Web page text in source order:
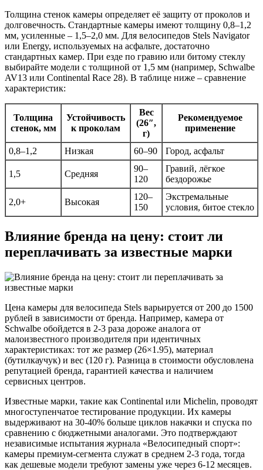
Толщина стенок камеры определяет её защиту от проколов и
долговечность. Стандартные камеры имеют толщину 0,8–1,2
мм, усиленные – 1,5–2,0 мм. Для велосипедов Stels Navigator
или Energy, используемых на асфальте, достаточно
стандартных камер. При езде по гравию или битому стеклу
выбирайте модели с толщиной от 1,5 мм (например, Schwalbe
AV13 или Continental Race 28). В таблице ниже – сравнение
характеристик:
Толщина
стенок, мм
Устойчивость
к проколам
Вес
(26″,
г)
Рекомендуемое
применение
0,8–1,2 Низкая 60–90 Город, асфальт
1,5 Средняя
90–
120
Гравий, лёгкое
бездорожье
2,0+ Высокая
120–
150
Экстремальные
условия, битое стекло
Влияние бренда на цену: стоит ли
переплачивать за известные марки
Цена камеры для велосипеда Stels варьируется от 200 до 1500
рублей в зависимости от бренда. Например, камера от
Schwalbe обойдется в 2-3 раза дороже аналога от
малоизвестного производителя при идентичных
характеристиках: тот же размер (26×1.95), материал
(бутилкаучук) и вес (120 г). Разница в стоимости обусловлена
репутацией бренда, гарантией качества и наличием
сервисных центров.
Известные марки, такие как Continental или Michelin, проводят
многоступенчатое тестирование продукции. Их камеры
выдерживают на 30-40% больше циклов накачки и спуска по
сравнению с бюджетными аналогами. Это подтверждают
независимые испытания журнала «Велосипедный спорт»:
камеры премиум-сегмента служат в среднем 2-3 года, тогда
как дешевые модели требуют замены уже через 6-12 месяцев.